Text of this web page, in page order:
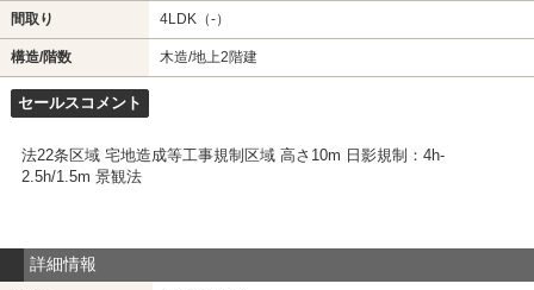
間取り 4LDK（-）
構造/階数 木造/地上2階建
セールスコメント
法22条区域 宅地造成等工事規制区域 高さ10m 日影規制：4h-
2.5h/1.5m 景観法
詳細情報